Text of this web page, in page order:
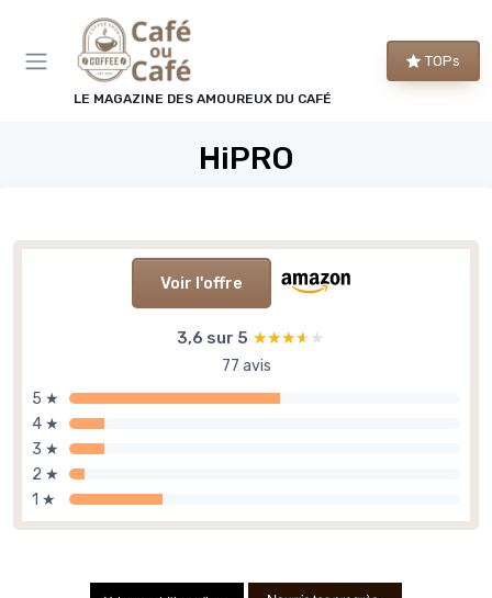
LE MAGAZINE DES AMOUREUX DU CAFÉ
TOPs
HiPRO
Voir l'offre
3,6 sur 5 ★★★★★
★★★★★
77 avis
5 ★
4 ★
3 ★
2 ★
1 ★
Panneau de gestion des cookies